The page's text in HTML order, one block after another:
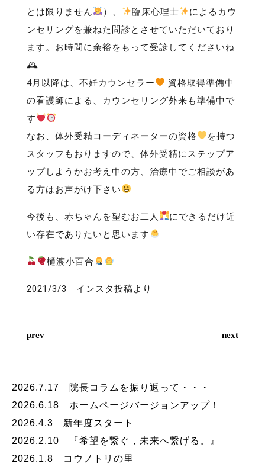
とは限りません
）、 臨床心理士
によるカウ
ンセリングを兼ねた問診とさせていただいており
ます。お時間に余裕をもって受診してくださいね
🕰
4月以降は、不妊カウンセラー
資格取得準備中
の看護師による、カウンセリング外来も準備中で
す
なお、体外受精コーディネーターの資格
を持つ
スタッフもおりますので、体外受精にステップア
ップしようかお考え中の方、治療中でご相談があ
る方はお声がけ下さい
今後も、赤ちゃんを望むお二人
にできるだけ近
い存在でありたいと思います
樋渡小百合
2021/3/3 インスタ投稿より
prev next
2026.7.17 院長コラムを振り返って・・・
2026.6.18 ホームページバージョンアップ！
2026.4.3 新年度スタート
2026.2.10 『希望を繋ぐ，未来へ繋げる。』
2026.1.8 コウノトリの里